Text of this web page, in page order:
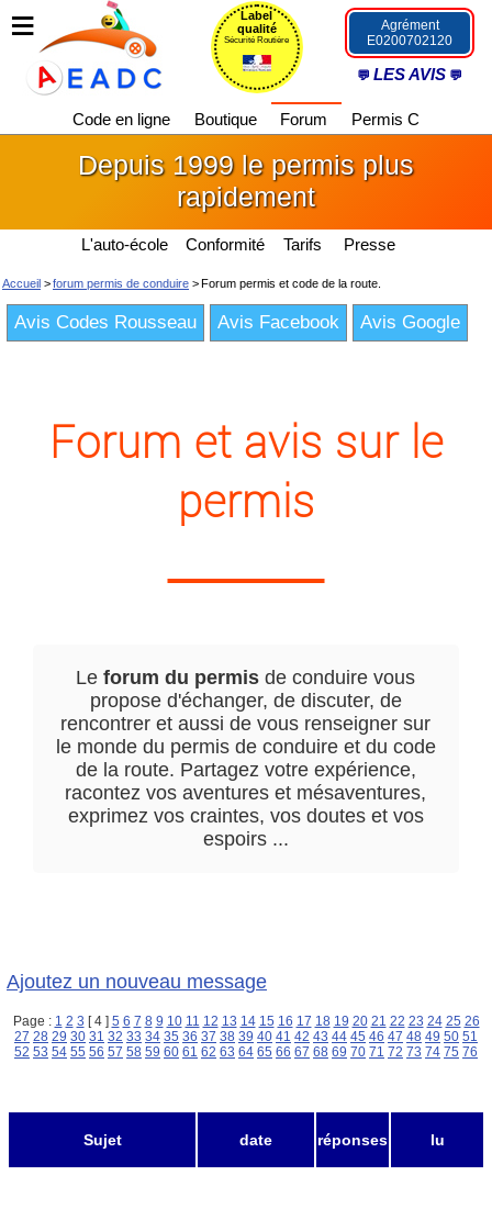
Label
qualité
Sécurité Routière
Agrément
E0200702120
LES AVIS
Code en ligne Boutique Forum Permis C
Depuis 1999 le permis plus
rapidement
L'auto-école Conformité Tarifs Presse
Accueil >forum permis de conduire >Forum permis et code de la route.
Avis Codes Rousseau Avis Facebook Avis Google
Forum et avis sur le
permis
Leforum du permis de conduire vous
propose d'échanger, de discuter, de
rencontrer et aussi de vous renseigner sur
le monde du permis de conduire et du code
de la route. Partagez votre expérience,
racontez vos aventures et mésaventures,
exprimez vos craintes, vos doutes et vos
espoirs ...
Ajoutez un nouveau message
Page : 1 2 3 [ 4 ] 5 6 7 8 9 10 11 12 13 14 15 16 17 18 19 20 21 22 23 24 25 26
27 28 29 30 31 32 33 34 35 36 37 38 39 40 41 42 43 44 45 46 47 48 49 50 51
52 53 54 55 56 57 58 59 60 61 62 63 64 65 66 67 68 69 70 71 72 73 74 75 76
Sujet date réponses lu